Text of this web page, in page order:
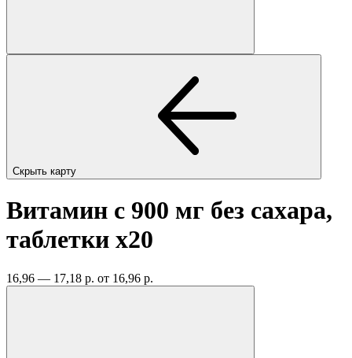
Скрыть карту
Витамин с 900 мг без сахара,
таблетки x20
16,96 — 17,18 р. от 16,96 р.